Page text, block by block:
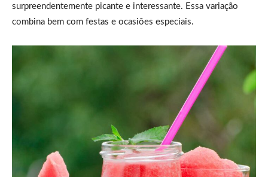
surpreendentemente picante e interessante. Essa variação
combina bem com festas e ocasiões especiais.